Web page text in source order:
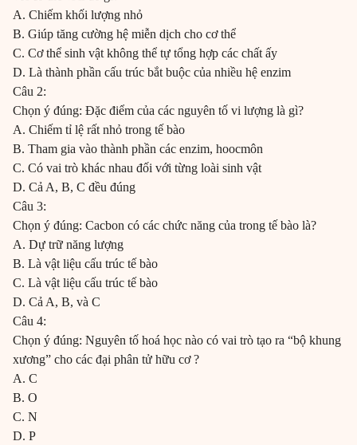
A. Chiếm khối lượng nhỏ
B. Giúp tăng cường hệ miễn dịch cho cơ thể
C. Cơ thể sinh vật không thể tự tổng hợp các chất ấy
D. Là thành phần cấu trúc bắt buộc của nhiều hệ enzim
Câu 2:
Chọn ý đúng: Đặc điểm của các nguyên tố vi lượng là gì?
A. Chiếm tỉ lệ rất nhỏ trong tế bào
B. Tham gia vào thành phần các enzim, hoocmôn
C. Có vai trò khác nhau đối với từng loài sinh vật
D. Cả A, B, C đều đúng
Câu 3:
Chọn ý đúng: Cacbon có các chức năng của trong tế bào là?
A. Dự trữ năng lượng
B. Là vật liệu cấu trúc tế bào
C. Là vật liệu cấu trúc tế bào
D. Cả A, B, và C
Câu 4:
Chọn ý đúng: Nguyên tố hoá học nào có vai trò tạo ra “bộ khung
xương” cho các đại phân tử hữu cơ ?
A. C
B. O
C. N
D. P